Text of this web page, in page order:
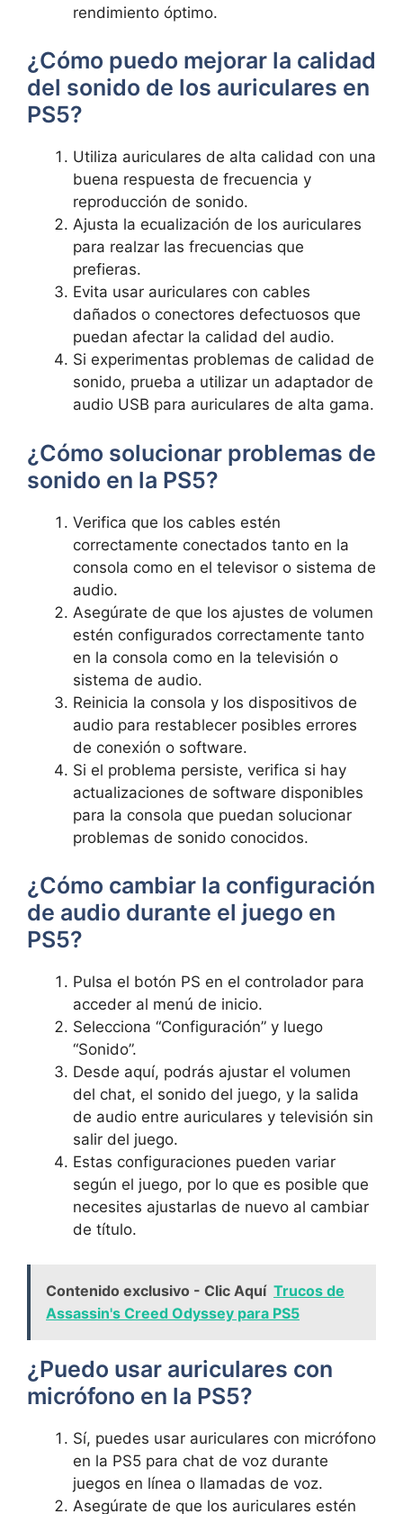
‌rendimiento óptimo.
¿Cómo​ puedo‍ mejorar ‌la calidad
del sonido‌ de los ⁤auriculares ‍en
PS5?
Utiliza ​auriculares de alta calidad con ​una
buena‌ respuesta⁤ de frecuencia y
‍reproducción de⁣ sonido.
Ajusta la ecualización de los auriculares
para ‌realzar las frecuencias que
prefieras.
Evita usar auriculares con ⁣cables
dañados o conectores defectuosos que
puedan afectar la calidad del audio.
Si ⁣experimentas problemas de⁢ calidad de
sonido, prueba a utilizar un adaptador ‍de
audio USB para auriculares de alta gama.
¿Cómo solucionar⁤ problemas de
sonido en la PS5?
Verifica que los cables estén
correctamente conectados tanto en la
consola ‍como en el televisor o sistema de
audio.
Asegúrate de que los ajustes de‍ volumen
estén⁣ configurados correctamente tanto
en ​la consola ⁣como en la ‍televisión o
⁤sistema de audio.
Reinicia la consola y los​ dispositivos de
audio para restablecer‌ posibles errores
de‍ conexión o software.
Si el problema persiste, verifica si hay
⁢actualizaciones de software disponibles​
para la​ consola que puedan ⁣solucionar
problemas de sonido conocidos.
¿Cómo cambiar la configuración
de audio ​durante el juego en
PS5?
Pulsa el botón PS en el controlador para
acceder al menú de inicio.
Selecciona “Configuración” ⁢y luego
“Sonido”.
Desde aquí,⁣ podrás ajustar el volumen
del chat, el sonido del juego, y la salida​
de ⁣audio entre ⁤auriculares ‌y⁣ televisión sin
salir del⁢ juego.
Estas‍ configuraciones ‍pueden variar
según⁢ el juego,⁤ por⁤ lo ​que es​ posible⁤ que
necesites ​ajustarlas ⁢de nuevo al cambiar
de título.
Contenido exclusivo - Clic Aquí Trucos de
Assassin's Creed Odyssey para PS5
¿Puedo usar ​auriculares con‌
micrófono​ en la‌ PS5?
Sí, puedes ‌usar auriculares​ con micrófono
en la PS5 para ​chat de voz durante‌
juegos ⁢en línea o llamadas de​ voz.
Asegúrate​ de que los auriculares estén⁤